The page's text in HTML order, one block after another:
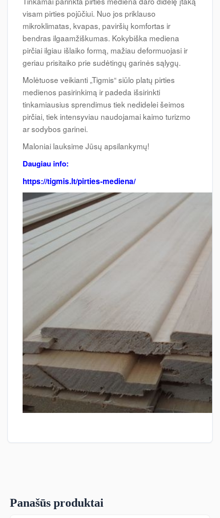
visam pirties pojūčiui. Nuo jos priklauso
mikroklimatas, kvapas, paviršių komfortas ir
bendras ilgaamžiškumas. Kokybiška mediena
pirčiai ilgiau išlaiko formą, mažiau deformuojasi ir
geriau prisitaiko prie sudėtingų garinės sąlygų.
Molėtuose veikianti „Tigmis“ siūlo platų pirties
medienos pasirinkimą ir padeda išsirinkti
tinkamiausius sprendimus tiek nedidelei šeimos
pirčiai, tiek intensyviau naudojamai kaimo turizmo
ar sodybos garinei.
Maloniai lauksime Jūsų apsilankymų!
Daugiau info:
https://tigmis.lt/pirties-mediena/
Panašūs produktai